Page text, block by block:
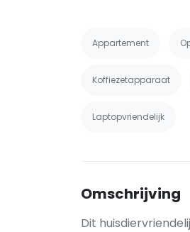
Appartement
Koffiezetapparaat
Laptopvriendelijk
Omschrijving
Dit